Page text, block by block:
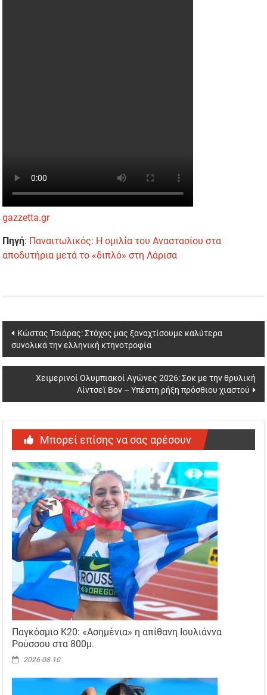
gazzetta.gr
Πηγή: Παναιτωλικός: Η ομιλία του Αναστασίου στα
αποδυτήρια μετά το «διπλό» στη Λάρισα
Post
navigation
Κώστας Τσιάρας: Στόχος μας ξαναχτίσουμε καλύτερα
συνολικά την ελληνική κτηνοτροφία
Χειμερινοί Ολυμπιακοί Αγώνες 2026: Σοκ με την θρυλική
Λίντσεϊ Βον – Υπέστη ρήξη πρόσθιου χιαστού
Μπορεί επίσης να σας αρέσουν
Παγκόσμιο Κ20: «Ασημένια» η απίθανη Ιουλιάννα
Ρούσσου στα 800μ.
2026-08-10